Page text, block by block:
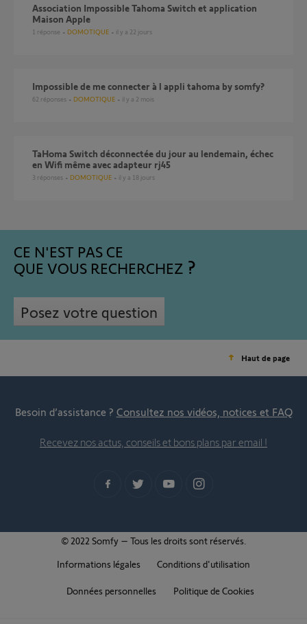
Association Impossible Tahoma Switch et application
Maison Apple
1 réponse DOMOTIQUE il y a 22 jours
Impossible de me connecter à l appli tahoma by somfy?
62 réponses DOMOTIQUE il y a 2 mois
TaHoma Switch déconnectée du jour au lendemain, échec
en Wifi même avec adapteur rj45
3 réponses DOMOTIQUE il y a 18 jours
CE N'EST PAS CE
QUE VOUS RECHERCHEZ
Posez votre question
Haut de page
Besoin d’assistance ? Consultez nos vidéos, notices et FAQ
Recevez nos actus, conseils et bons plans par email !
© 2022 Somfy – Tous les droits sont réservés.
Informations légales
Conditions d'utilisation
Données personnelles Politique de Cookies